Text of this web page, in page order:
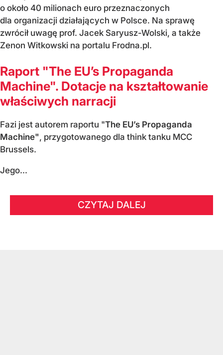
o około 40 milionach euro przeznaczonych
dla organizacji działających w Polsce. Na sprawę
zwrócił uwagę prof. Jacek Saryusz-Wolski, a także
Zenon Witkowski na portalu Frodna.pl.
Raport "The EU’s Propaganda
Machine". Dotacje na kształtowanie
właściwych narracji
Fazi jest autorem raportu "The EU’s Propaganda
Machine", przygotowanego dla think tanku MCC
Brussels.
Jego...
CZYTAJ DALEJ